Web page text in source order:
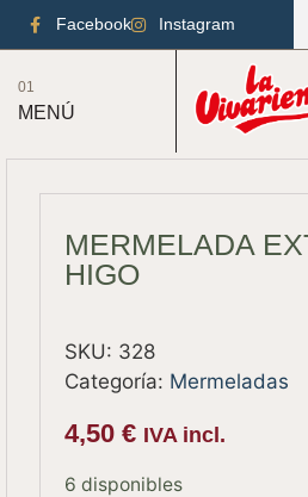
Facebook Instagram
01
MENÚ
MERMELADA
HIGO
SKU: 328
Categoría: Mermeladas
4,50€ IVA incl.
6 disponibles